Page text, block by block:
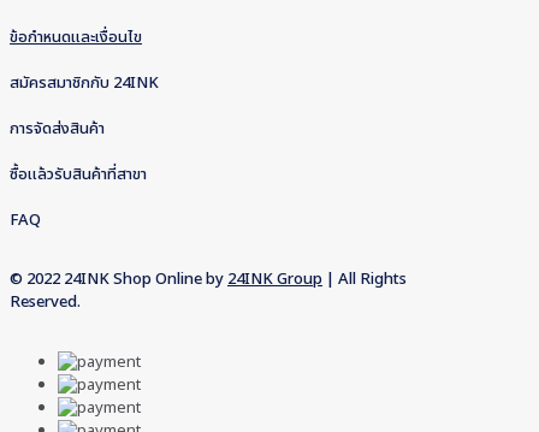
ข้อกำหนดและเงื่อนไข
สมัครสมาชิกกับ 24INK
การจัดส่งสินค้า
ซื้อแล้วรับสินค้าที่สาขา
FAQ
© 2022 24INK Shop Online by24INK Group | All Rights
Reserved.